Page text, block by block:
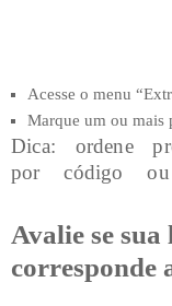
Acesse o menu
Marque um ou mais
Dica: ordene
por código
descrição para
Avalie se
corresponde